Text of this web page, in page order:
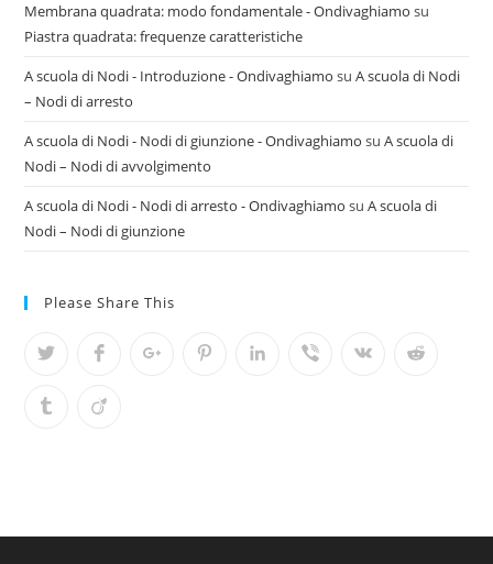
Membrana quadrata: modo fondamentale - Ondivaghiamo su
Piastra quadrata: frequenze caratteristiche
A scuola di Nodi - Introduzione - Ondivaghiamo suA scuola di Nodi
– Nodi di arresto
A scuola di Nodi - Nodi di giunzione - Ondivaghiamo suA scuola di
Nodi – Nodi di avvolgimento
A scuola di Nodi - Nodi di arresto - Ondivaghiamo suA scuola di
Nodi – Nodi di giunzione
Please Share This